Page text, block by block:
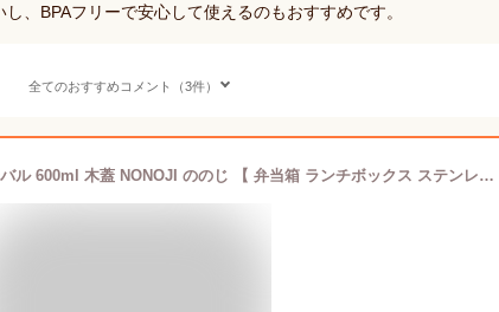
、BPAフリーで安心して使えるのもおすすめです。
全てのおすすめコメント（3件）
ステンレスランチボックス オーバル 600ml 木蓋 NONOJI ののじ 【 弁当箱 ランチボックス ステンレス 小判型 1段 大人 食洗機対応 電子レンジ BPAフリー 】